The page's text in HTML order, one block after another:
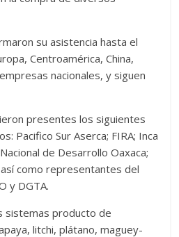
su asistencia hasta el
Centroamérica, China,
nacionales, y siguen
presentes los siguientes
Pacifico Sur Aserca; FIRA; Inca
de Desarrollo Oaxaca;
así como representantes del
y DGTA.
sistemas producto de
litchi, plátano, maguey-